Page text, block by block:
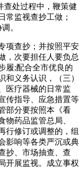
处过程中，鞭策健
常监视查抄工做；
。
查抄；并按照平安
，次要担任人要负总
履;配合全市优良的
和义务认识，（三）
医疗器械的日常监
传指导、应急措置等
部分要按照本《看
物药品监管总局、
行修订或调整的，组
影响等各类严沉或典
抄、市场抽查、查
开展监视。成立事权